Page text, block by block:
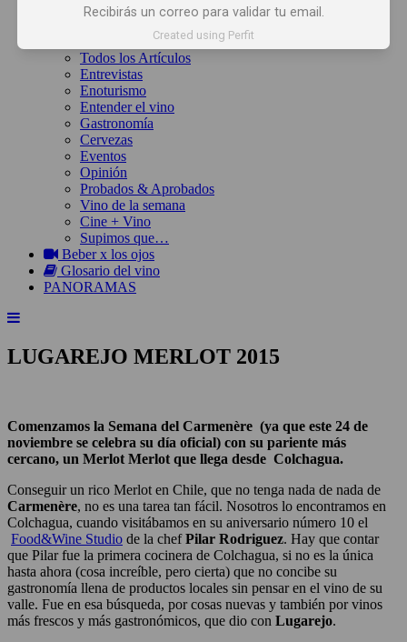
Inicio
Todos los Artículos
Entrevistas
Enoturismo
Entender el vino
Gastronomía
Cervezas
Eventos
Opinión
Probados & Aprobados
Vino de la semana
Cine + Vino
Supimos que…
Beber x los ojos
Glosario del vino
PANORAMAS
LUGAREJO MERLOT 2015
Comenzamos la Semana del Carmenère (ya que este 24 de
noviembre se celebra su día oficial) con su pariente más
cercano, un Merlot Merlot que llega desde Colchagua.
Conseguir un rico Merlot en Chile, que no tenga nada de nada de
Carmenère, no es una tarea tan fácil. Nosotros lo encontramos en
Colchagua, cuando visitábamos en su aniversario número 10 el
Food&Wine Studio de la chefPilar Rodriguez. Hay que contar
que Pilar fue la primera cocinera de Colchagua, si no es la única
hasta ahora (cosa increíble, pero cierta) que no concibe su
gastronomía llena de productos locales sin pensar en el vino de su
valle. Fue en esa búsqueda, por cosas nuevas y también por vinos
más frescos y más gastronómicos, que dio con Lugarejo.
Recibirás un correo para validar tu email.
Created using Perfit